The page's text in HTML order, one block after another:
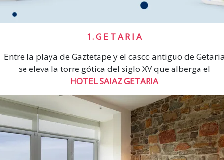
1. G E T A R I A
Entre la playa de Gaztetape y el casco antiguo de
se eleva la torre gótica del siglo XVque alberga el
HOTEL SAIAZ GETARIA